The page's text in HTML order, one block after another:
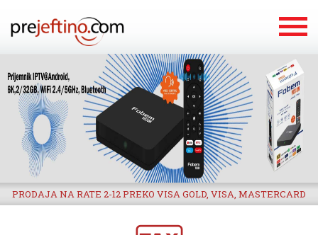
PRODAJA NA RATE 2-12 PREKO VISA GOLD, VISA, MASTERCARD